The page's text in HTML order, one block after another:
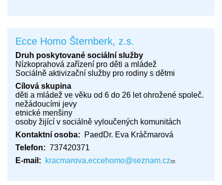
Ecce Homo Šternberk, z.s.
Druh poskytované sociální služby
Nízkoprahová zařízení pro děti a mládež
Sociálně aktivizační služby pro rodiny s dětmi
Cílová skupina
děti a mládež ve věku od 6 do 26 let ohrožené společ.
nežádoucími jevy
etnické menšiny
osoby žijící v sociálně vyloučených komunitách
Kontaktní osoba
PaedDr. Eva Kráčmarová
Telefon
737420371
E-mail
kracmarova.eccehomo@seznam.cz